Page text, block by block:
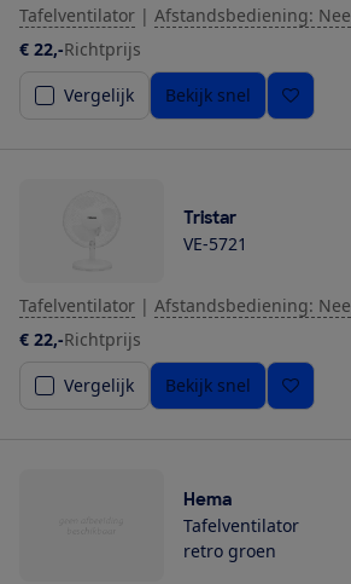
Tafelventilator | Afstandsbediening: Nee
€ 22,-Richtprijs
Vergelijk
Bekijk snel
Tristar
VE-5721
Tafelventilator | Afstandsbediening: Nee
€ 22,-Richtprijs
Vergelijk
Bekijk snel
Hema
Tafelventilator
retro groen